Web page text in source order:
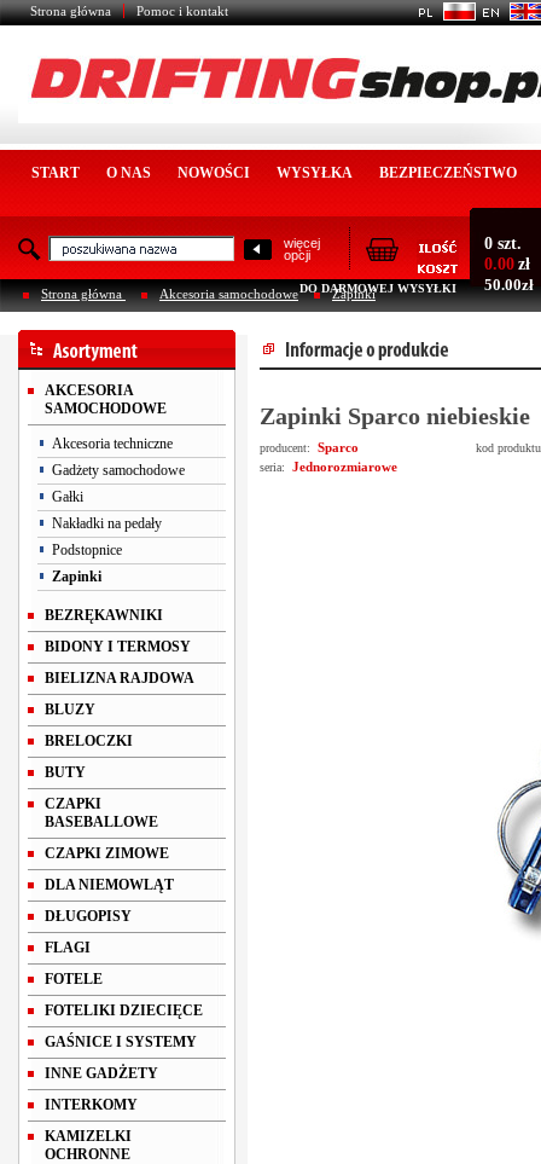
Strona główna Pomoc i kontakt
START O NAS NOWOŚCI WYSYŁKA BEZPIECZEŃSTWO
więcej
opcji
0 szt.
0.00 zł
DO DARMOWEJ WYSYŁKI 50.00zł
Strona główna Akcesoria samochodowe Zapinki
AKCESORIA
SAMOCHODOWE
Akcesoria techniczne
Gadżety samochodowe
Gałki
Nakładki na pedały
Podstopnice
Zapinki
BEZRĘKAWNIKI
BIDONY I TERMOSY
BIELIZNA RAJDOWA
BLUZY
BRELOCZKI
BUTY
CZAPKI
BASEBALLOWE
CZAPKI ZIMOWE
DLA NIEMOWLĄT
DŁUGOPISY
FLAGI
FOTELE
FOTELIKI DZIECIĘCE
GAŚNICE I SYSTEMY
INNE GADŻETY
INTERKOMY
KAMIZELKI
OCHRONNE
Zapinki Sparco niebieskie
producent: Sparco
kod
seria:
Jednorozmiarowe